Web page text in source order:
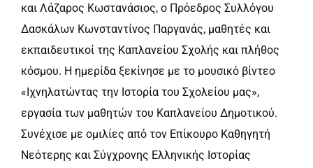
και Λάζαρος Κωστανάσιος, ο Πρόεδρος Συλλόγου
Δασκάλων Κωνσταντίνος Παργανάς, μαθητές και
εκπαιδευτικοί της Καπλανείου Σχολής και πλήθος
κόσμου. Η ημερίδα ξεκίνησε με το μουσικό βίντεο
«Ιχνηλατώντας την Ιστορία του Σχολείου μας»,
εργασία των μαθητών του Καπλανείου Δημοτικού.
Συνέχισε με ομιλίες από τον Επίκουρο Καθηγητή
Νεότερης και Σύγχρονης Ελληνικής Ιστορίας